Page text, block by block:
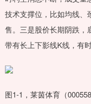
技术支撑位，比如均线、
售。三是股价长期阴跌，
带有长上下影线K线，有
图1-1，莱茵体育（